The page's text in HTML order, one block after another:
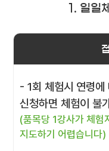
1. 일일
- 1회 체험시 연령에
신청하면 체험이 불
(품목당 1강사가 체험
지도하기 어렵습니다)